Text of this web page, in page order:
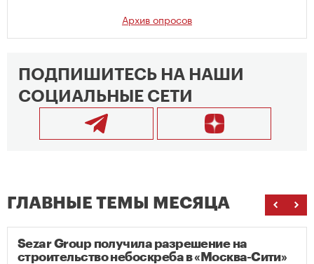
Архив опросов
ПОДПИШИТЕСЬ НА НАШИ
СОЦИАЛЬНЫЕ СЕТИ
ГЛАВНЫЕ ТЕМЫ МЕСЯЦА
Sezar Group получила разрешение на
строительство небоскреба в «Москва-Сити»